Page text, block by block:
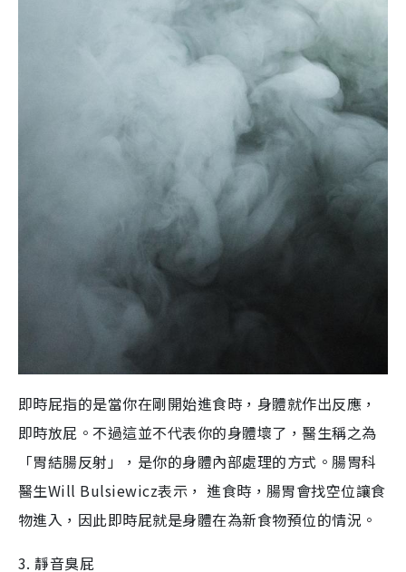
即時屁指的是當你在剛開始進食時，身體就作出反應，
即時放屁。不過這並不代表你的身體壞了，醫生稱之為
「胃結腸反射」，是你的身體內部處理的方式。腸胃科
醫生Will Bulsiewicz表示， 進食時，腸胃會找空位讓食
物進入，因此即時屁就是身體在為新食物預位的情況。
3. 靜音臭屁